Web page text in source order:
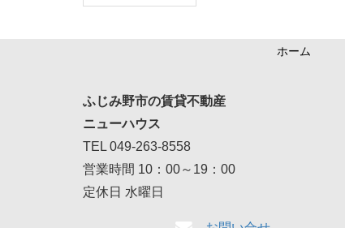
ホーム
ふじみ野市の賃貸不動産
ニューハウス
TEL 049-263-8558
営業時間 10：00～19：00
定休日 水曜日